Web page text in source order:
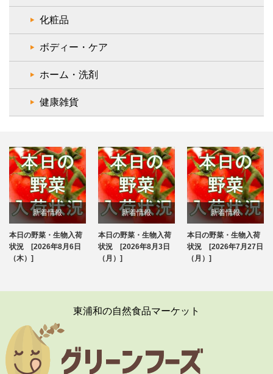
化粧品
ボディー・ケア
ホーム・洗剤
健康雑貨
新着情報
ブログ
本日の野菜・生物入荷
状況 [2026年8月6日
（木）]
新着情報
ブログ
本日の野菜・生物入荷
状況 [2026年8月3日
（月）]
新着情報
ブログ
本日の野菜・生物入荷
状況 [2026年7月27日
（月）]
東浦和の自然食品マーケット